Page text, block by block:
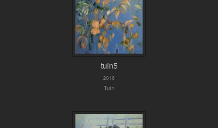
tuin5
2016
Tuin